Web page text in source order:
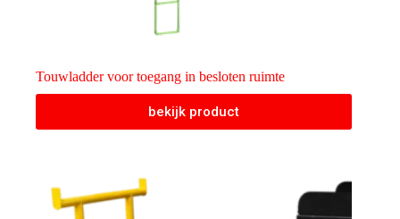
Touwladder voor toegang in besloten ruimte
bekijk product